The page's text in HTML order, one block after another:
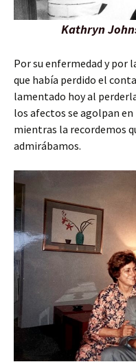
Kathryn
Por su enfermedad y por
que había perdido el
lamentado hoy al
los afectos se agolpan
mientras la recordemos
admirábamos.